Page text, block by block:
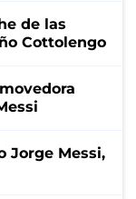
de las
Cottolengo
Jorge Messi,